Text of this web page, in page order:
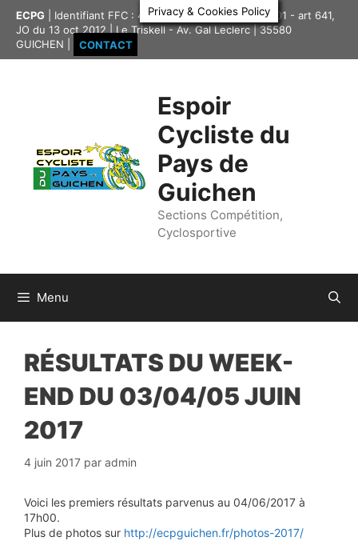
contenu
ECPG | Identifiant FFC : 4335417 | Association loi 1901 - art 641,
JO du 13 oct 2012 | Le Triskell - Av. Gal Leclerc | 35580
GUICHEN |
CONTACT
Espoir
Cycliste du
Pays de
Guichen
Sections Compétition,
Cyclosportive
Menu
RÉSULTATS DU WEEK-
END DU 03/04/05 JUIN
2017
4 juin 2017 par admin
Voici les premiers résultats parvenus au 04/06/2017 à
17h00.
Plus de photos sur http://ecpguichen.fr/photos-2017/
Privacy & Cookies Policy